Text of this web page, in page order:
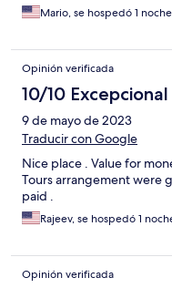
Mario, se hospedó 1 noche
Opinión verificada
10/10 Excepcional
9 de mayo de 2023
Traducir con Google
Nice place . Value for
Tours arrangement were
paid .
Rajeev, se hospedó 1
Opinión verificada